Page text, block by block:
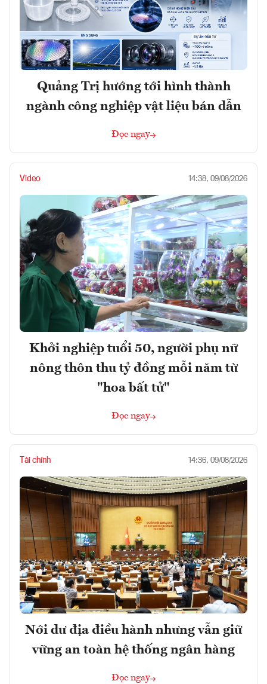
Quảng Trị hướng tới hình thành
ngành công nghiệp vật liệu bán dẫn
Đọc ngay
Video 14:38, 09/08/2026
Khởi nghiệp tuổi 50, người phụ nữ
nông thôn thu tỷ đồng mỗi năm từ
"hoa bất tử"
Đọc ngay
Tài chính 14:36, 09/08/2026
Nới dư địa điều hành nhưng vẫn giữ
vững an toàn hệ thống ngân hàng
Đọc ngay